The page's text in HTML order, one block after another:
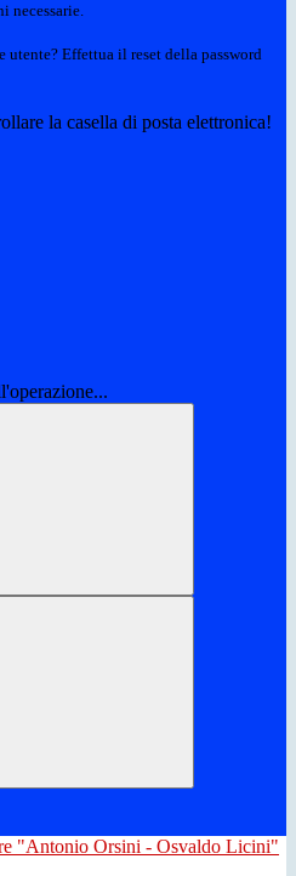
necessarie.
utente? Effettua il reset della password
la casella di posta elettronica!